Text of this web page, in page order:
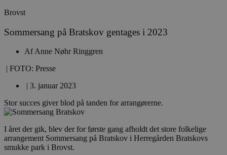
Brovst
Sommersang på Bratskov gentages i 2023
AfAnne Nøhr Ringgren
| FOTO: Presse
| 3. januar 2023
Stor succes giver blod på tanden for arrangørerne.
I året der gik, blev der for første gang afholdt det store folkelige
arrangement Sommersang på Bratskov i Herregården Bratskovs
smukke park i Brovst.